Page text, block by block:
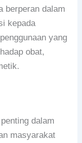
berperan dalam
kepada
yang
obat,
dalam
masyarakat